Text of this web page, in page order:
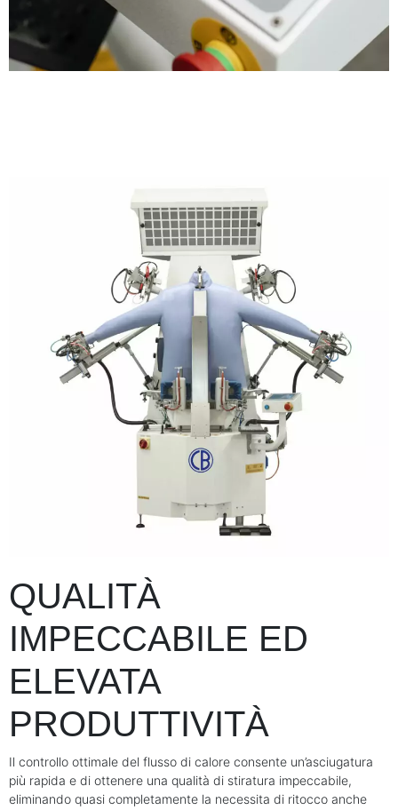
QUALITÀ
IMPECCABILE ED
ELEVATA
PRODUTTIVITÀ
Il controllo ottimale del flusso di calore consente un’asciugatura
più rapida e di ottenere una qualità di stiratura impeccabile,
eliminando quasi completamente la necessita di ritocco anche